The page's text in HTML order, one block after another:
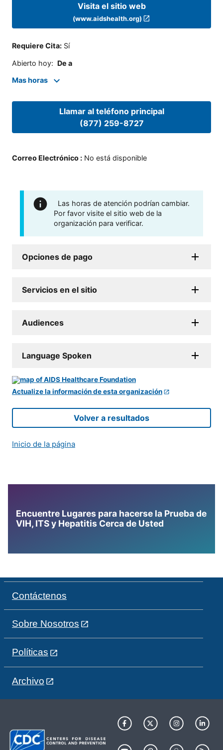
Visita el sitio web
(www.aidshealth.org)
Requiere Cita: Sí
Abierto hoy: De a
Mas horas
Llamar al teléfono principal
(877) 259-8727
Correo Electrónico : No está disponible
Las horas de atención podrían cambiar.
Por favor visite el sitio web de la
organización para verificar.
Opciones de pago
Servicios en el sitio
Audiences
Language Spoken
Actualize la información de esta organización
Volver a resultados
Inicio de la página
Encuentre Lugares para hacerse la Prueba de
VIH, ITS y Hepatitis Cerca de Usted
Contáctenos
Sobre Nosotros
Políticas
Archivo